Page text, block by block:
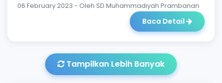
06 February 2023 - Oleh SD Muhammadiyah Prambanan
Baca Detail
Tampilkan Lebih Banyak